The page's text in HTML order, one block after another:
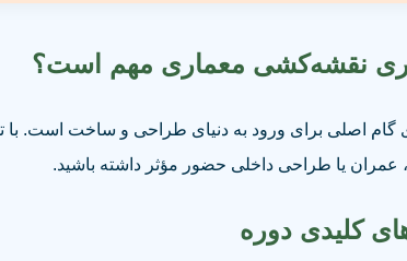
نقشه‌کشی معماری مهم است؟
اصلی برای ورود به دنیای طراحی و ساخت است. با
عمران یا طراحی داخلی حضور مؤثر داشته باشید.
کلیدی دوره